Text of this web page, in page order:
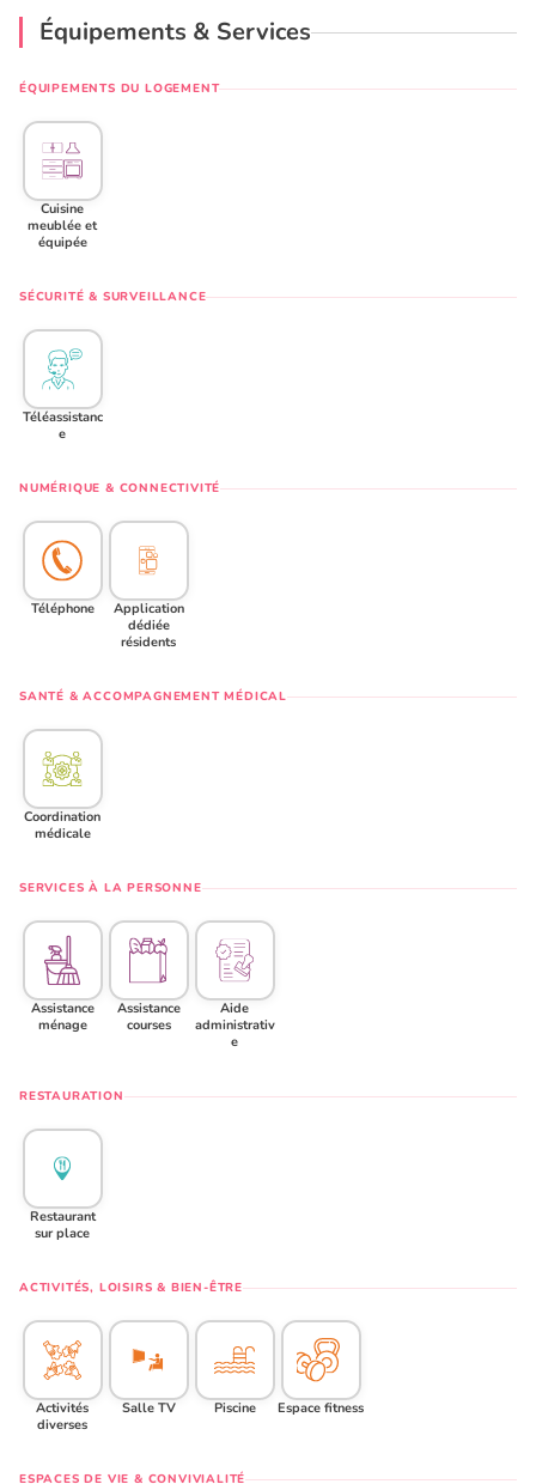
Équipements & Services
ÉQUIPEMENTS DU LOGEMENT
Cuisine
meublée et
équipée
SÉCURITÉ & SURVEILLANCE
Téléassistanc
e
NUMÉRIQUE & CONNECTIVITÉ
Téléphone
Application
dédiée
résidents
SANTÉ & ACCOMPAGNEMENT MÉDICAL
Coordination
médicale
SERVICES À LA PERSONNE
Assistance
ménage
Assistance
courses
Aide
administrativ
e
RESTAURATION
Restaurant
sur place
ACTIVITÉS, LOISIRS & BIEN-ÊTRE
Activités
diverses
Salle TV Piscine Espace fitness
ESPACES DE VIE & CONVIVIALITÉ